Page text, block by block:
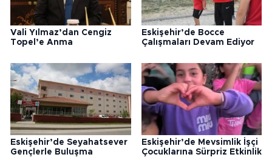
Vali Yılmaz’dan Cengiz
Topel’e Anma
Eskişehir’de Bocce
Çalışmaları Devam Ediyor
Eskişehir’de Seyahatsever
Gençlerle Buluşma
Eskişehir’de Mevsimlik İşçi
Çocuklarına Sürpriz Etkinlik